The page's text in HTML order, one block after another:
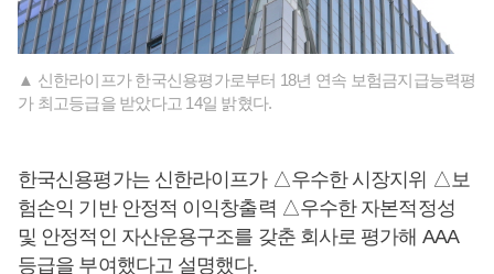
▲ 신한라이프가 한국신용평가로부터 18년 연속 보험금지급능력평
가 최고등급을 받았다고 14일 밝혔다.
한국신용평가는 신한라이프가 △우수한 시장지위 △보
험손익 기반 안정적 이익창출력 △우수한 자본적정성
및 안정적인 자산운용구조를 갖춘 회사로 평가해 AAA
등급을 부여했다고 설명했다.